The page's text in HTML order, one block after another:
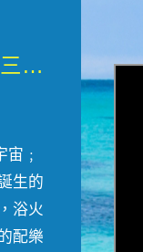
微觀墾丁三部曲 重生....
﹔
生的
浴火
配樂